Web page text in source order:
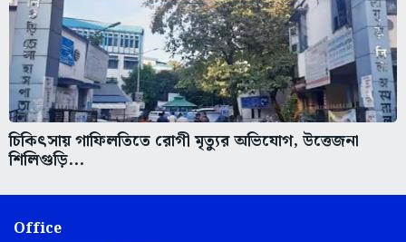
চিকিৎসায় গাফিলতিতে রোগী মৃত্যুর অভিযোগ, উত্তেজনা
শিলিগুড়ি...
Office